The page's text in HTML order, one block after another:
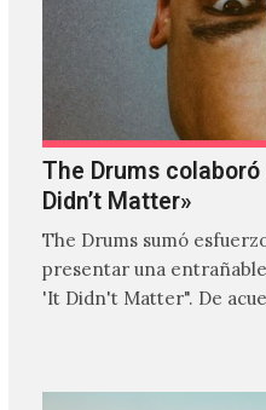
The Drums
Didn’t Matter»
The Drums sumó
presentar una
'It Didn't Matter". De